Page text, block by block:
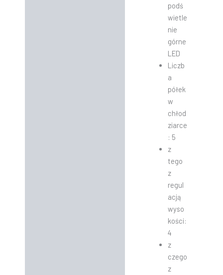
podś
wietle
nie
górne
LED
Liczb
a
półek
w
chłod
ziarce
: 5
z
tego
z
regul
acją
wyso
kości:
4
z
czego
z